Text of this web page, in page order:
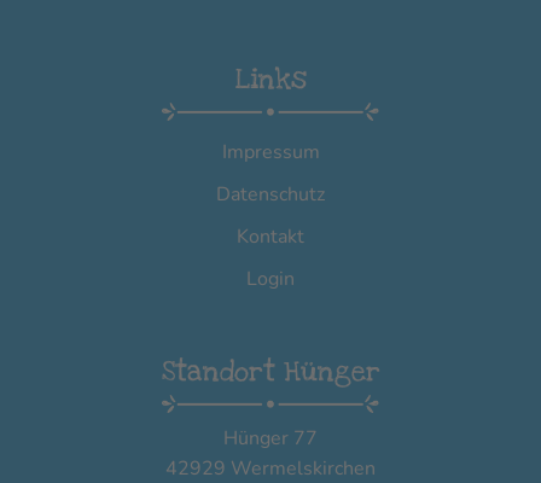
Links
Impressum
Datenschutz
Kontakt
Login
Standort Hünger
Hünger 77
42929 Wermelskirchen